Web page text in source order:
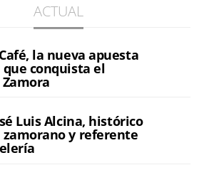
ACTUAL
la nueva apuesta
conquista el
Luis Alcina, histórico
y referente